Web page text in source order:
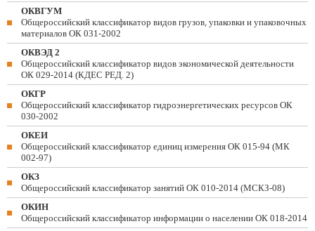
ОКВГУМ
Общероссийский классификатор видов грузов, упаковки и упаковочных
материалов ОК 031-2002
ОКВЭД 2
Общероссийский классификатор видов экономической деятельности
ОК 029-2014 (КДЕС РЕД. 2)
ОКГР
Общероссийский классификатор гидроэнергетических ресурсов ОК
030-2002
ОКЕИ
Общероссийский классификатор единиц измерения ОК 015-94 (МК
002-97)
ОКЗ
Общероссийский классификатор занятий ОК 010-2014 (МСКЗ-08)
ОКИН
Общероссийский классификатор информации о населении ОК 018-2014